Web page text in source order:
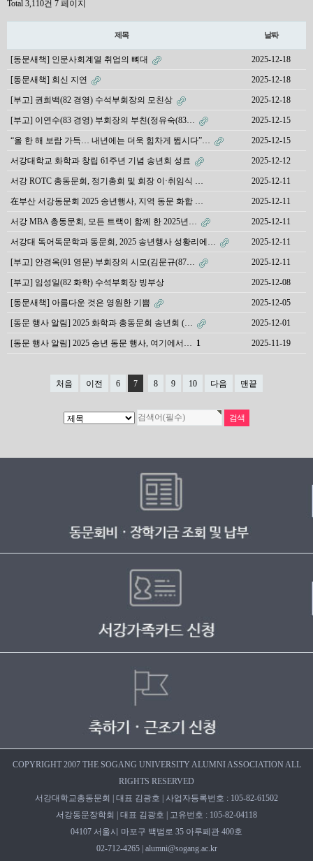
Total 3,110건 7 페이지
제목 날짜
[동문새책] 인문사회계열 취업의 뼈대 2025-12-18
[동문새책] 회신 지연 2025-12-18
[부고] 권희백(82 경영) 수석부회장의 모친상 2025-12-18
[부고] 이연수(83 경영) 부회장의 부친(정유숙(83… 2025-12-15
“올 한 해 보람 가득… 내년에는 더욱 힘차게 뜁시다”… 2025-12-15
서강대학교 화학과 창립 61주년 기념 송년회 성료 2025-12-12
서강 ROTC 총동문회, 정기총회 및 회장 이·취임식 … 2025-12-11
在부산 서강동문회 2025 송년행사, 지역 동문 화합 … 2025-12-11
서강 MBA 총동문회, 모든 트랙이 함께 한 2025년… 2025-12-11
서강대 독어독문학과 동문회, 2025 송년행사 성황리에… 2025-12-11
[부고] 안경옥(91 영문) 부회장의 시모(김문규(87… 2025-12-11
[부고] 임성일(82 화학) 수석부회장 빙부상 2025-12-08
[동문새책] 아름다운 것은 영원한 기쁨 2025-12-05
[동문 행사 알림] 2025 화학과 총동문회 송년회 (… 2025-12-01
[동문 행사 알림] 2025 송년 동문 행사, 여기에서… 1 2025-11-19
처음 이전 6 7 8 9 10 다음 맨끝
COPYRIGHT 2007 THE SOGANG UNIVERSITY ALUMNI ASSOCIATION ALL
RIGHTS RESERVED
서강대학교총동문회 | 대표 김광호 | 사업자등록번호 : 105-82-61502
서강동문장학회 | 대표 김광호 | 고유번호 : 105-82-04118
04107 서울시 마포구 백범로 35 아루페관 400호
02-712-4265 | alumni@sogang.ac.kr